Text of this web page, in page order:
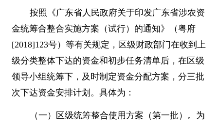
按照《广东省人民政府关于印发广东省涉农资
金统筹合整合实施方案（试行）的通知》（粤府
[2018]123号）等有关规定，区级财政部门在收到上
级分类整体下达的资金和初步任务清单后，在区级
领导小组统筹下，及时制定资金分配方案，分三批
次下达资金安排计划。具体为：
（一）区级统筹整合使用方案（第一批）。为